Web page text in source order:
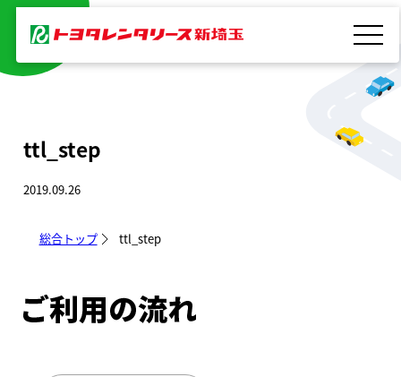
を
ttl_step
2019.09.26
総合トップ ttl_step